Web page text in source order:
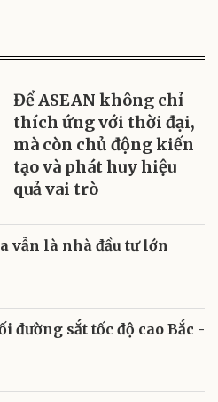
Để ASEAN không chỉ
thích ứng với thời đại,
mà còn chủ động kiến
tạo và phát huy hiệu
quả vai trò
vẫn là nhà đầu tư lớn
đường sắt tốc độ cao Bắc -